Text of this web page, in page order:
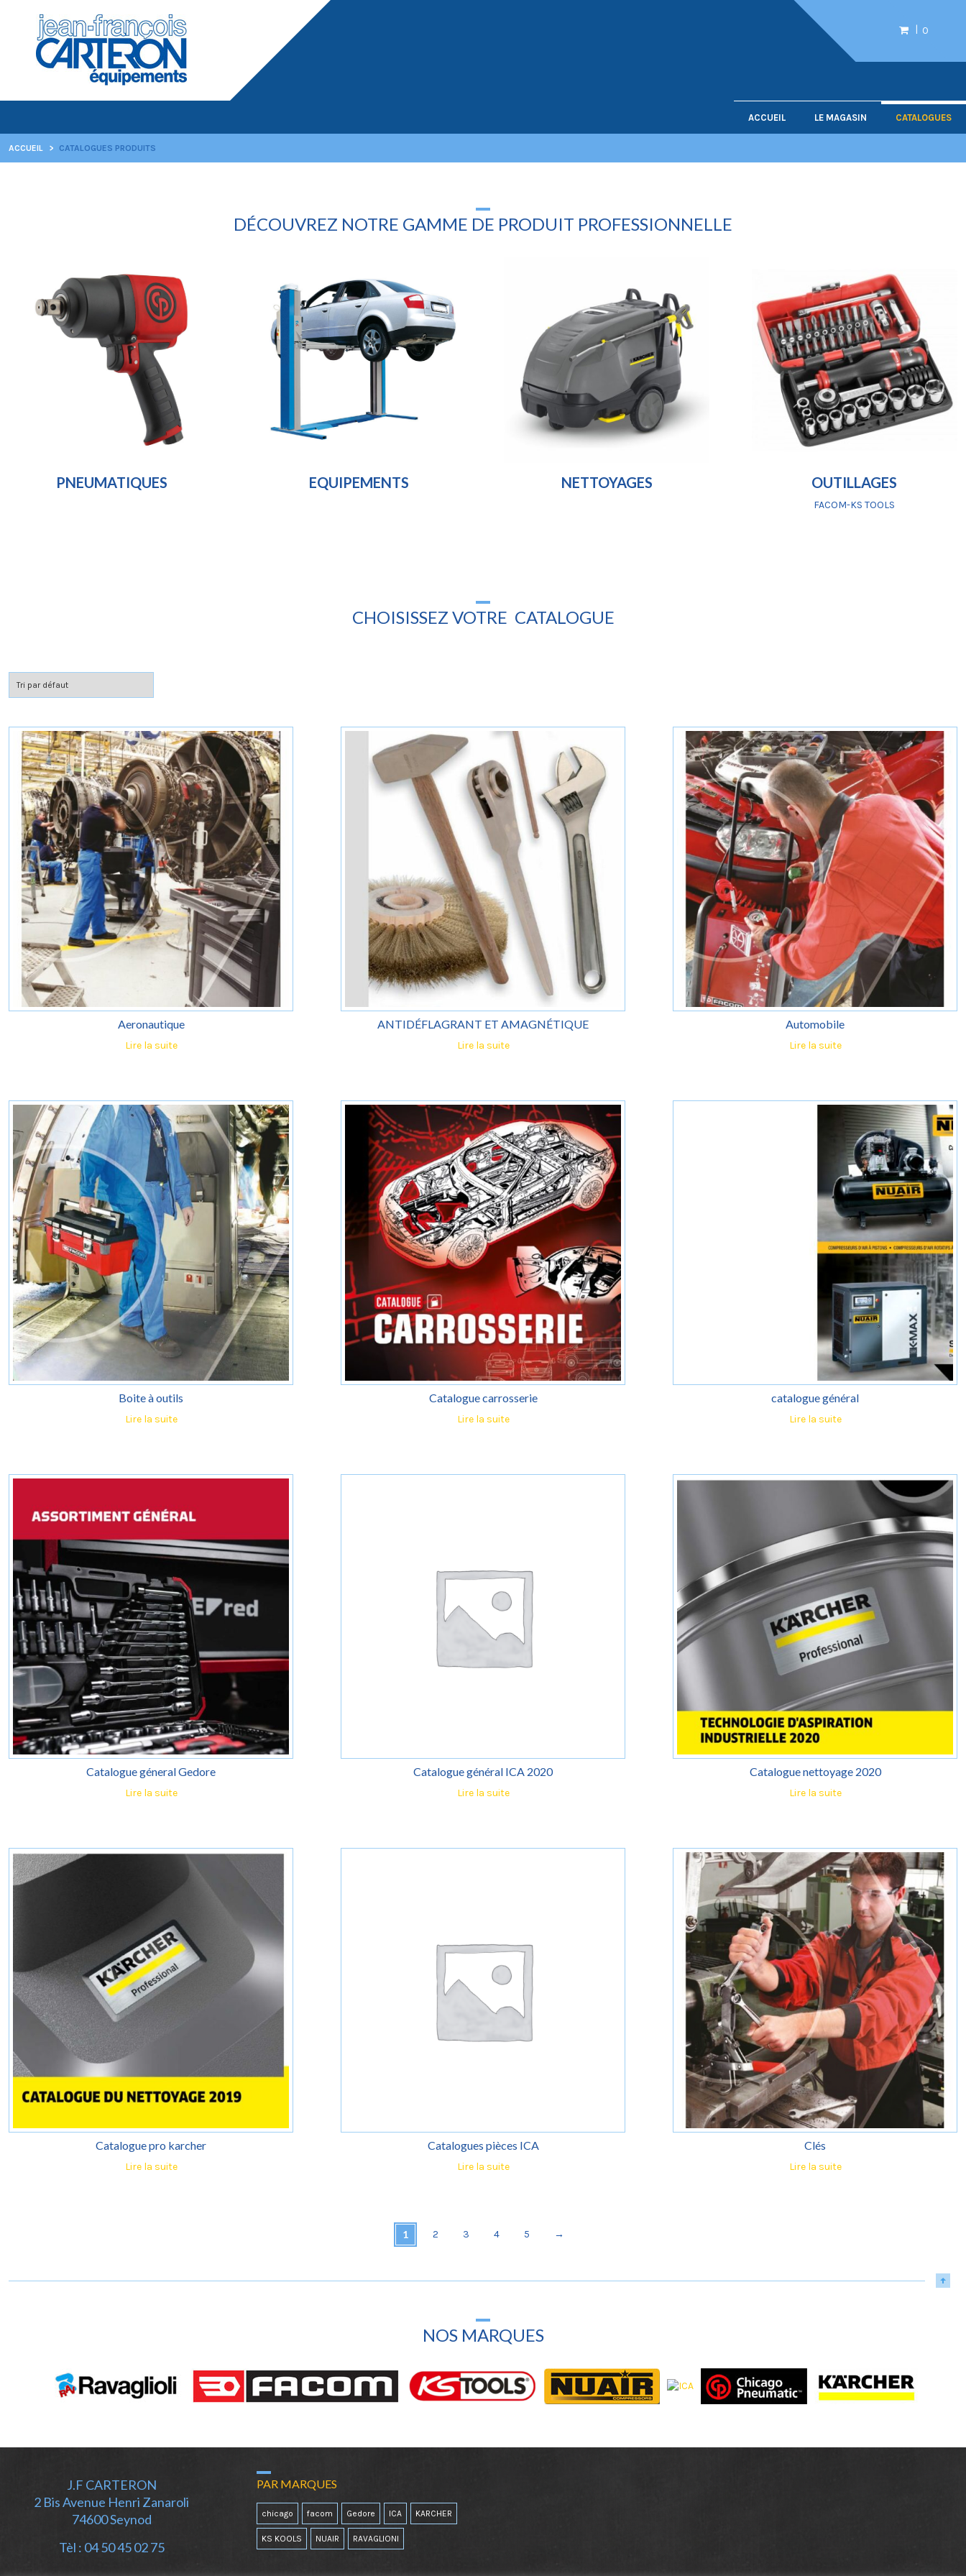
0
ACCUEIL LE MAGASIN CATALOGUES
ACCUEIL > CATALOGUES PRODUITS
DÉCOUVREZ NOTRE GAMME DE PRODUIT PROFESSIONNELLE
PNEUMATIQUES EQUIPEMENTS NETTOYAGES OUTILLAGES
FACOM-KS TOOLS
CHOISISSEZ VOTRE CATALOGUE
Aeronautique
Lire la suite
ANTIDÉFLAGRANT ET AMAGNÉTIQUE
Lire la suite
Automobile
Lire la suite
Boite à outils
Lire la suite
Catalogue carrosserie
Lire la suite
catalogue général
Lire la suite
Catalogue géneral Gedore
Lire la suite
Catalogue général ICA 2020
Lire la suite
Catalogue nettoyage 2020
Lire la suite
Catalogue pro karcher
Lire la suite
Catalogues pièces ICA
Lire la suite
Clés
Lire la suite
1 2 3 4 5 →
NOS MARQUES
J.F CARTERON
2 Bis Avenue Henri Zanaroli
74600 Seynod
Tèl : 04 50 45 02 75
PAR MARQUES
chicago facom Gedore ICA KARCHER
KS KOOLS NUAIR RAVAGLIONI